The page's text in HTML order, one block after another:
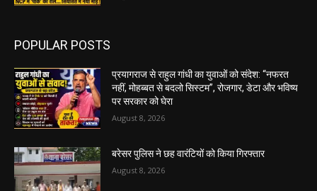
POPULAR POSTS
प्रयागराज से राहुल गांधी का युवाओं को संदेश: “नफरत
नहीं, मोहब्बत से बदलो सिस्टम”, रोजगार, डेटा और भविष्य
पर सरकार को घेरा
August 8, 2026
बरेसर पुलिस ने छह वारंटियों को किया गिरफ्तार
August 8, 2026